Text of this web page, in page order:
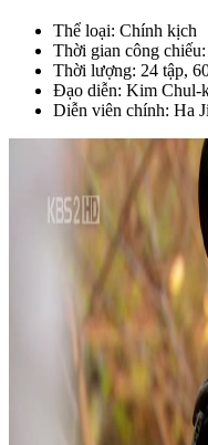
Thể loại: Chính kịch
Thời gian công
Thời lượng: 24 tập,
Đạo diễn: Kim Chul-
Diễn viên chính: Ha